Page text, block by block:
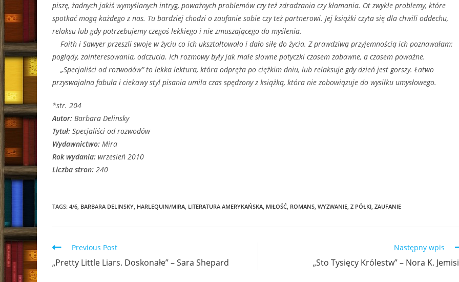
piszę, żadnych jakiś wymyślanych intryg, poważnych problemów czy też zdradzania czy kłamania. Ot zwykłe problemy, które
spotkać mogą każdego z nas. Tu bardziej chodzi o zaufanie sobie czy też partnerowi. Jej książki czyta się dla chwili oddechu,
relaksu lub gdy potrzebujemy czegoś lekkiego i nie zmuszającego do myślenia.
Faith i Sawyer przeszli swoje w życiu co ich ukształtowało i dało siłę do życia. Z prawdziwą przyjemnością ich poznawałam:
poglądy, zainteresowania, odczucia. Ich rozmowy były jak małe słowne potyczki czasem zabawne, a czasem poważne.
„Specjaliści od rozwodów” to lekka lektura, która odpręża po ciężkim dniu, lub relaksuje gdy dzień jest gorszy. Łatwo
przyswajalna fabuła i ciekawy styl pisania umila czas spędzony z książką, która nie zobowiązuje do wysiłku umysłowego.
*str. 204
Autor: Barbara Delinsky
Tytuł: Specjaliści od rozwodów
Wydawnictwo: Mira
Rok wydania: wrzesień 2010
Liczba stron: 240
TAGS: 4/6, BARBARA DELINSKY, HARLEQUIN/MIRA, LITERATURA AMERYKAŃSKA, MIŁOŚĆ, ROMANS, WYZWANIE, Z PÓŁKI, ZAUFANIE
Read
articles
Previous Post
„Pretty Little Liars. Doskonałe” – Sara Shepard
Następny wpis
„Sto Tysięcy Królestw” – Nora K.